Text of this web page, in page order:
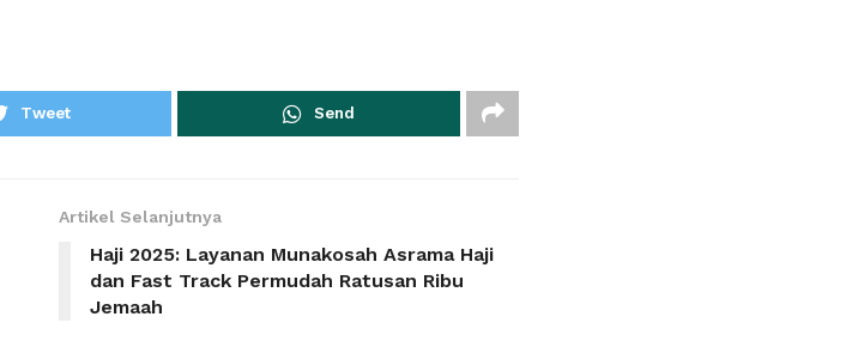
Tweet Send
Artikel Selanjutnya
Haji 2025: Layanan Munakosah Asrama Haji
dan Fast Track Permudah Ratusan Ribu
Jemaah